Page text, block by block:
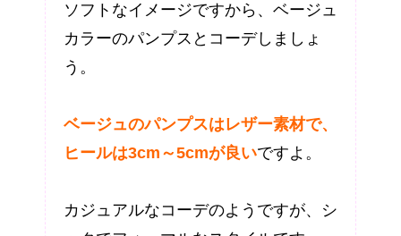
ソフトなイメージですから、ベージュ
カラーのパンプスとコーデしましょ
う。
ベージュのパンプスはレザー素材で、
ヒールは3cm～5cmが良いですよ。
カジュアルなコーデのようですが、シ